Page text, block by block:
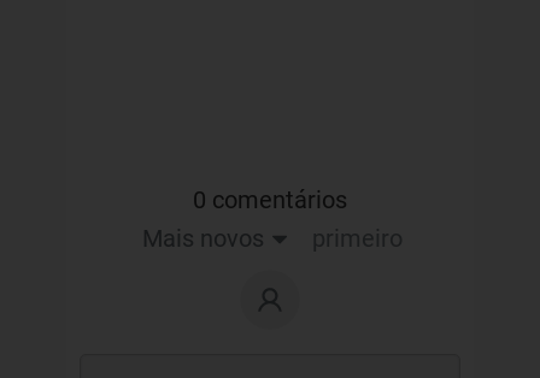
0 comentários
Mais novos
primeiro